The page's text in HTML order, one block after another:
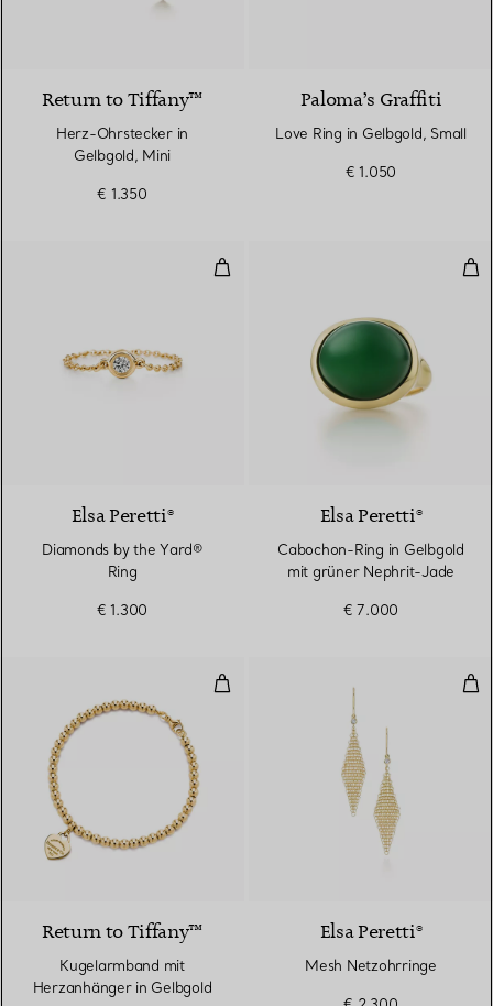
Return to Tiffany™
Herz-Ohrstecker in
Gelbgold, Mini
€ 1.350
Paloma’s Graffiti
Love Ring in Gelbgold, Small
€ 1.050
Diamonds by the Yard® Ring
Elsa Peretti®
Diamonds by the Yard®
Ring
€ 1.300
Elsa Peretti®
Cabochon-Ring in Gelbgold
mit grüner Nephrit-Jade
€ 7.000
Kugelarmband mit
Return to Tiffany™
Kugelarmband mit
Herzanhänger in Gelbgold
Elsa Peretti®
Mesh Netzohrringe